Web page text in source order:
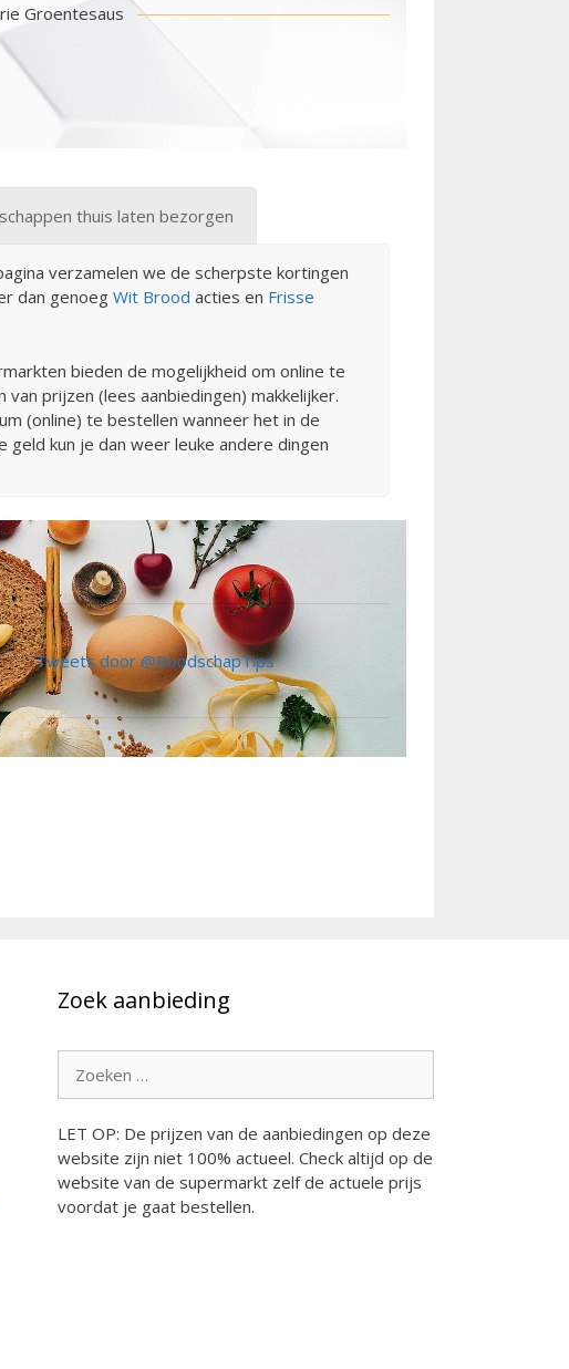
Groentesaus
thuis laten bezorgen
verzamelen we de scherpste kortingen
dan genoeg Wit Brood acties en Frisse
bieden de mogelijkheid om online te
prijzen (lees aanbiedingen) makkelijker.
(online) te bestellen wanneer het in de
kun je dan weer leuke andere dingen
Tweets door @BoodschapTips
Zoek aanbieding
naar:
LET OP: De prijzen van de aanbiedingen op deze
website zijn niet 100% actueel. Check altijd op de
website van de supermarkt zelf de actuele prijs
voordat je gaat bestellen.